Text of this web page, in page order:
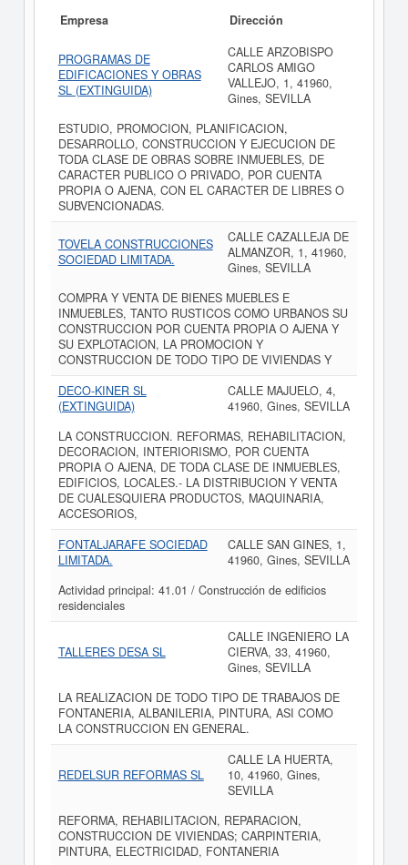
Empresa Dirección
PROGRAMAS DE
EDIFICACIONES Y OBRAS
SL (EXTINGUIDA)
CALLE ARZOBISPO
CARLOS AMIGO
VALLEJO, 1, 41960,
Gines, SEVILLA
ESTUDIO, PROMOCION, PLANIFICACION,
DESARROLLO, CONSTRUCCION Y EJECUCION DE
TODA CLASE DE OBRAS SOBRE INMUEBLES, DE
CARACTER PUBLICO O PRIVADO, POR CUENTA
PROPIA O AJENA, CON EL CARACTER DE LIBRES O
SUBVENCIONADAS.
TOVELA CONSTRUCCIONES
SOCIEDAD LIMITADA.
CALLE CAZALLEJA DE
ALMANZOR, 1, 41960,
Gines, SEVILLA
COMPRA Y VENTA DE BIENES MUEBLES E
INMUEBLES, TANTO RUSTICOS COMO URBANOS SU
CONSTRUCCION POR CUENTA PROPIA O AJENA Y
SU EXPLOTACION, LA PROMOCION Y
CONSTRUCCION DE TODO TIPO DE VIVIENDAS Y
DECO-KINER SL
(EXTINGUIDA)
CALLE MAJUELO, 4,
41960, Gines, SEVILLA
LA CONSTRUCCION. REFORMAS, REHABILITACION,
DECORACION, INTERIORISMO, POR CUENTA
PROPIA O AJENA, DE TODA CLASE DE INMUEBLES,
EDIFICIOS, LOCALES.- LA DISTRIBUCION Y VENTA
DE CUALESQUIERA PRODUCTOS, MAQUINARIA,
ACCESORIOS,
FONTALJARAFE SOCIEDAD
LIMITADA.
CALLE SAN GINES, 1,
41960, Gines, SEVILLA
Actividad principal: 41.01 / Construcción de edificios
residenciales
TALLERES DESA SL
CALLE INGENIERO LA
CIERVA, 33, 41960,
Gines, SEVILLA
LA REALIZACION DE TODO TIPO DE TRABAJOS DE
FONTANERIA, ALBANILERIA, PINTURA, ASI COMO
LA CONSTRUCCION EN GENERAL.
REDELSUR REFORMAS SL
CALLE LA HUERTA,
10, 41960, Gines,
SEVILLA
REFORMA, REHABILITACION, REPARACION,
CONSTRUCCION DE VIVIENDAS; CARPINTERIA,
PINTURA, ELECTRICIDAD, FONTANERIA